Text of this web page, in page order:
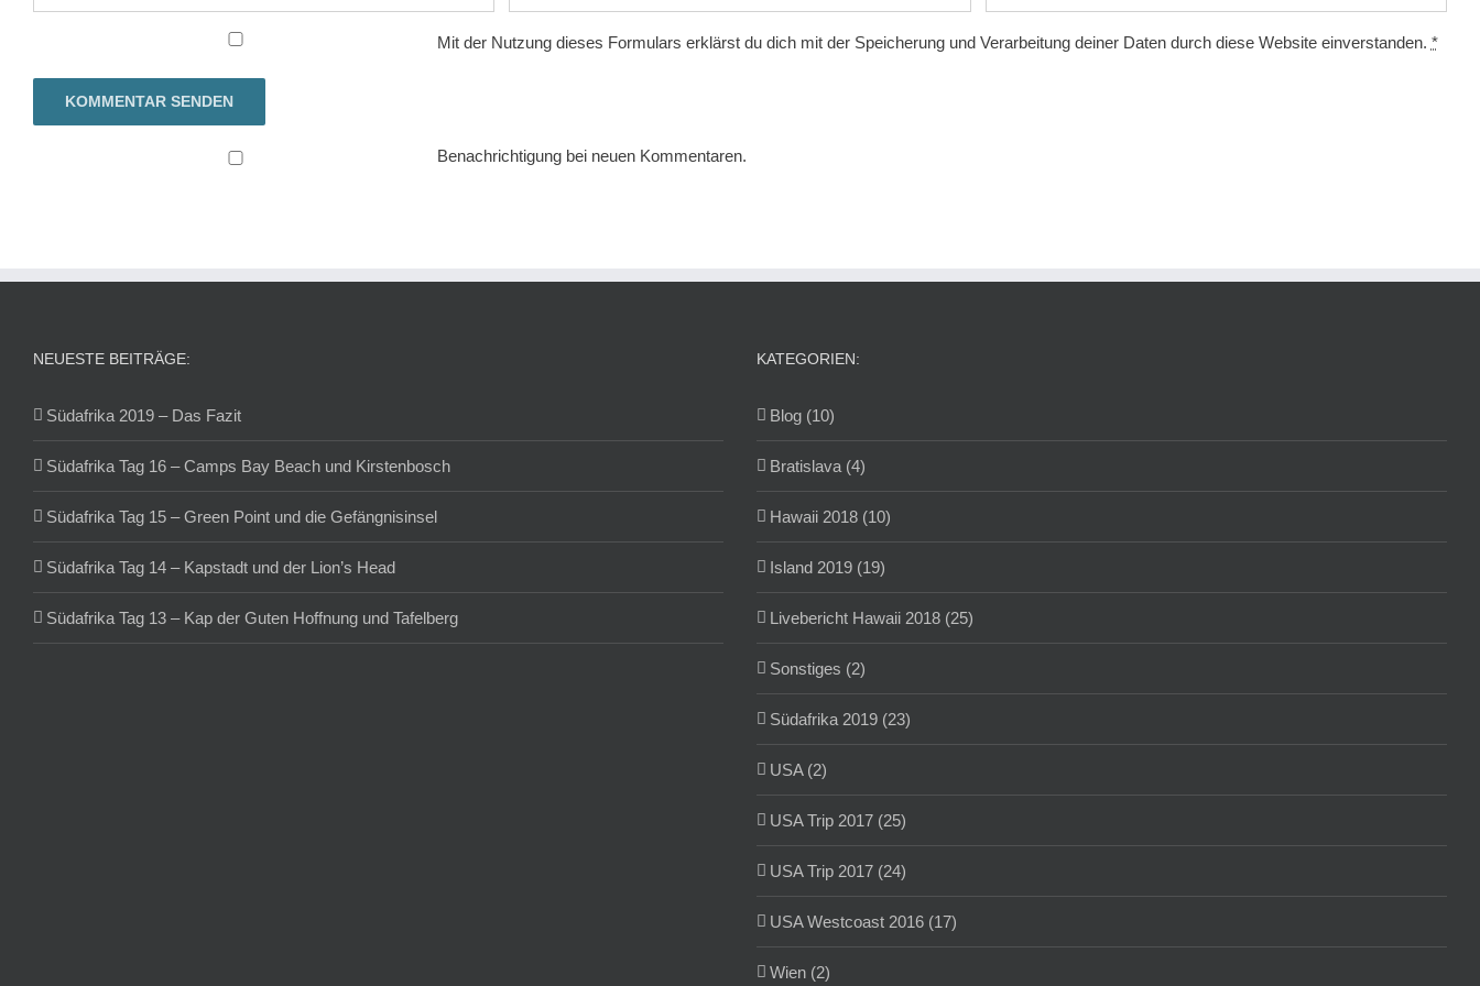
Mit der Nutzung dieses Formulars erklärst du dich mit der Speicherung und Verarbeitung deiner Daten durch diese Website einverstanden. *
Benachrichtigung bei neuen Kommentaren.
NEUESTE BEITRÄGE:
Südafrika 2019 – Das Fazit
Südafrika Tag 16 – Camps Bay Beach und Kirstenbosch
Südafrika Tag 15 – Green Point und die Gefängnisinsel
Südafrika Tag 14 – Kapstadt und der Lion’s Head
Südafrika Tag 13 – Kap der Guten Hoffnung und Tafelberg
KATEGORIEN:
Blog (10)
Bratislava (4)
Hawaii 2018 (10)
Island 2019 (19)
Livebericht Hawaii 2018 (25)
Sonstiges (2)
Südafrika 2019 (23)
USA (2)
USA Trip 2017 (25)
USA Trip 2017 (24)
USA Westcoast 2016 (17)
Wien (2)